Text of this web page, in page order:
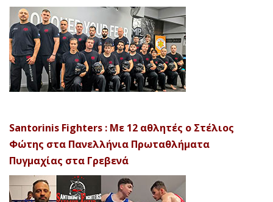
Santorinis Fighters : Με 12 αθλητές ο Στέλιος
Φώτης στα Πανελλήνια Πρωταθλήματα
Πυγμαχίας στα Γρεβενά